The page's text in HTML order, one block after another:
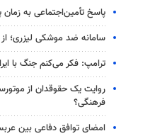
پاسخ تأمین‌اجتماعی به
سامانه ضد موشکی لیزری؛
ترامپ: فکر می‌کنم جنگ با
روایت یک حقوقدان از
فرهنگی؟
امضای توافق دفاعی بین